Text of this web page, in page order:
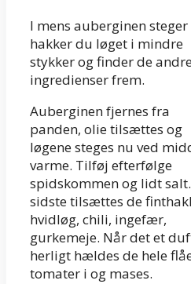
I mens auberginen steger
hakker du løget i mindre
stykker og finder de
ingredienser frem.
Auberginen fjernes fra
panden, olie tilsættes og
løgene steges nu ved
varme. Tilføj efterfølge
spidskommen og lidt
sidste tilsættes de
hvidløg, chili, ingefær,
gurkemeje. Når det et
herligt hældes de hele
tomater i og mases.